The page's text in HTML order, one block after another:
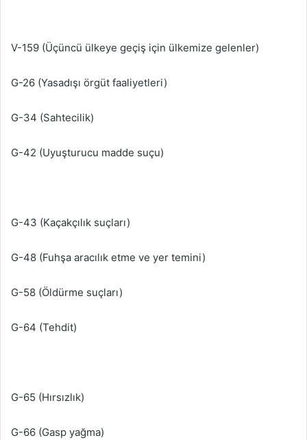
V-159 (Üçüncü ülkeye geçiş için ülkemize gelenler)
G-26 (Yasadışı örgüt faaliyetleri)
G-34 (Sahtecilik)
G-42 (Uyuşturucu madde suçu)
G-43 (Kaçakçılık suçları)
G-48 (Fuhşa aracılık etme ve yer temini)
G-58 (Öldürme suçları)
G-64 (Tehdit)
G-65 (Hırsızlık)
G-66 (Gasp yağma)